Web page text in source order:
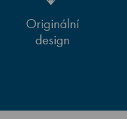
Originální
design